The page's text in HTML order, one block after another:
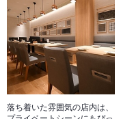
落ち着いた雰囲気の店内は、